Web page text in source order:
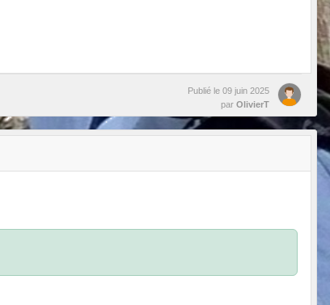
Publié le 09 juin 2025
par OlivierT